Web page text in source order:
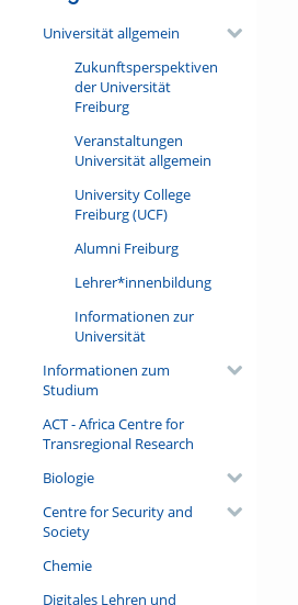
Universität allgemein
Zukunftsperspektiven
der Universität
Freiburg
Veranstaltungen
Universität allgemein
University College
Freiburg (UCF)
Alumni Freiburg
Lehrer*innenbildung
Informationen zur
Universität
Informationen zum
Studium
ACT - Africa Centre for
Transregional Research
Biologie
Centre for Security and
Society
Chemie
Digitales Lehren und